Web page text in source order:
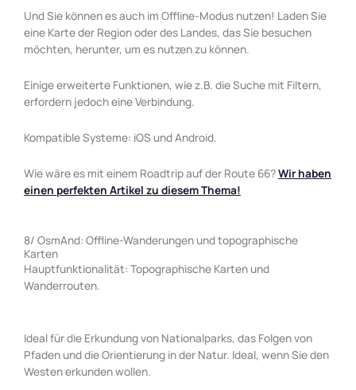
Und Sie können es auch im Offline-Modus nutzen! Laden Sie
eine Karte der Region oder des Landes, das Sie besuchen
möchten, herunter, um es nutzen zu können.
Einige erweiterte Funktionen, wie z.B. die Suche mit Filtern,
erfordern jedoch eine Verbindung.
Kompatible Systeme: iOS und Android.
Wie wäre es mit einem Roadtrip auf der Route 66?Wir haben
einen perfekten Artikel zu diesem Thema!
8/ OsmAnd: Offline-Wanderungen und topographische
Karten
Hauptfunktionalität: Topographische Karten und
Wanderrouten.
Ideal für die Erkundung von Nationalparks, das Folgen von
Pfaden und die Orientierung in der Natur. Ideal, wenn Sie den
Westen erkunden wollen.